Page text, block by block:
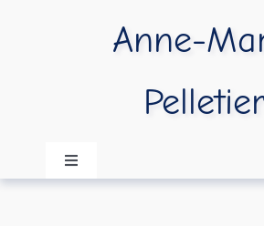
Anne-
Navigation
à